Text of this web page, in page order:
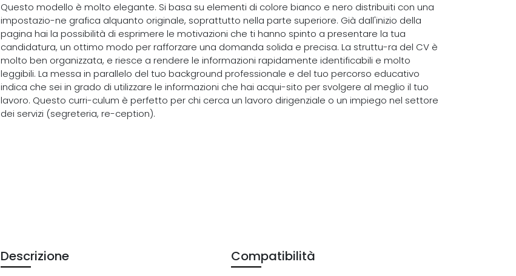
Questo modello è molto elegante. Si basa su elementi di colore bianco e nero distribuiti con una
impostazio-ne grafica alquanto originale, soprattutto nella parte superiore. Già dall'inizio della
pagina hai la possibilità di esprimere le motivazioni che ti hanno spinto a presentare la tua
candidatura, un ottimo modo per rafforzare una domanda solida e precisa. La struttu-ra del CV è
molto ben organizzata, e riesce a rendere le informazioni rapidamente identificabili e molto
leggibili. La messa in parallelo del tuo background professionale e del tuo percorso educativo
indica che sei in grado di utilizzare le informazioni che hai acqui-sito per svolgere al meglio il tuo
lavoro. Questo curri-culum è perfetto per chi cerca un lavoro dirigenziale o un impiego nel settore
dei servizi (segreteria, re-ception).
Descrizione Compatibilità